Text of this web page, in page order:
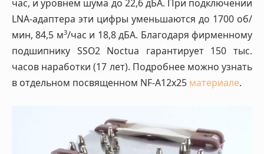
час, и уровнем шума до 22,6 дБА. При подключении
LNA-адаптера эти цифры уменьшаются до 1700 об/
мин, 84,5 м3/час и 18,8 дБА. Благодаря фирменному
подшипнику SSO2 Noctua гарантирует 150 тыс.
часов наработки (17 лет). Подробнее можно узнать
в отдельном посвященном NF-A12x25 материале.